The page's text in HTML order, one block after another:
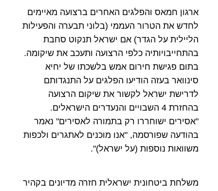
ארגון חמאס והפלגים האחרים ברצועה מאיימים
לחדש את הטרור העממי (בלוני תבערה והפעילות
הליילית על הגדר) אם ישראל תנקוט סחבת
בהתחייבויותיה כלפי הרצועה ותעכב את שיקומה.
בתום פגישת חירום אמש בלשכתו של יחיא
סינוואר בעזה הודיעו הפלגים על התנגדותם
לדרישת ישראל לקשור את שיקום הרצועה
בהחזרת 4 השבויים והנעדרים הישראלים.
"אסירים ישוחררו רק בתמורה לאסירים" נאמר
בהודעה שפורסמה, "אנו מוכנים לאתגרים ולכפות
משוואות נוספות (על ישראל)".
משלחת ביטחונית ישראלית חזרה מדיונים בקהיר